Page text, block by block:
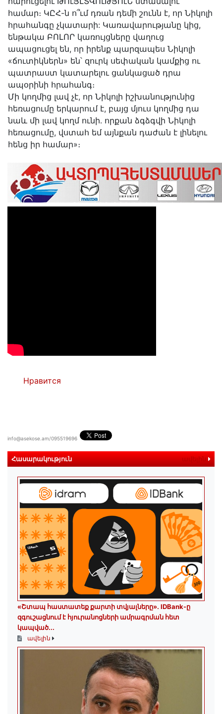
համար։ ԿԸՀ-ն ո՞ւմ դռան դեմի շունն է, որ Նիկոլի
հրահանգը չկատարի: Կառավարությանը կից,
ենթակա ԲՈԼՈՐ կառույցները վաղուց
ապացուցել են, որ իրենք պարզապես Նիկոլի
«ճուտիկներն» են՝ զուրկ սեփական կամքից ու
պատրաստ կատարելու ցանկացած դրա
ապօրինի հրահանգ։
Մի կողմից լավ չէ, որ Նիկոլի իշխանությունից
հեռացումը երկարում է, բայց մյուս կողմից դա
նաև մի լավ կողմ ունի․ որքան ձգձգվի Նիկոլի
հեռացումը, վստահ եմ այնքան դաժան է լինելու
հենց իր համար»։
Нравится
info@asekose.am/095519696
Հասարակություն ավելին
«Շտապ հաստատեք քարտի տվյալները»․ IDBank-ը
զգուշացնում է հյուրանոցների ամրագրման հետ
կապված...
ավելին